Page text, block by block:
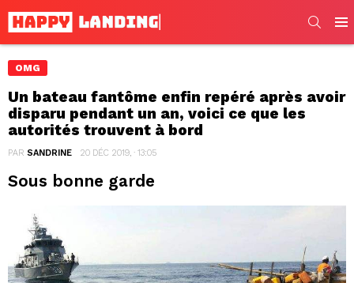
OMG
Un bateau fantôme enfin repéré après avoir
disparu pendant un an, voici ce que les
autorités trouvent à bord
PAR SANDRINE 20 DÉC 2019, · 13:05
Sous bonne garde